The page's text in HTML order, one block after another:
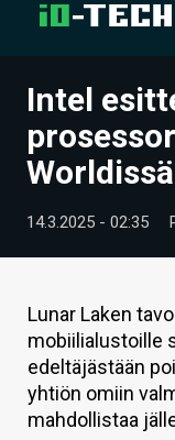
UUTISET
ARTIKKELIT
VIDEOT
TECHBBS
TIETOA
HINTA.FI
KAUPPA
Intel
Worldissä
14.3.2025 - 02:35
Lunar Laken
mobiilialustoille
edeltäjästään
yhtiön omiin
mahdollistaa